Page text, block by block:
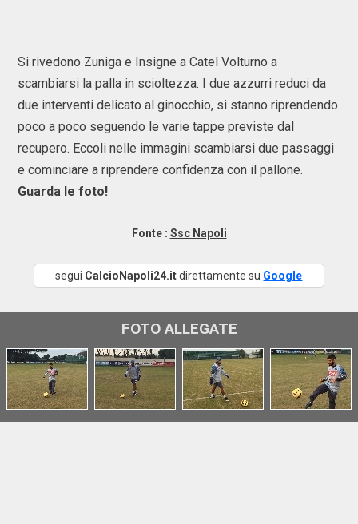
Si rivedono Zuniga e Insigne a Catel Volturno a
scambiarsi la palla in scioltezza. I due azzurri reduci da
due interventi delicato al ginocchio, si stanno riprendendo
poco a poco seguendo le varie tappe previste dal
recupero. Eccoli nelle immagini scambiarsi due passaggi
e cominciare a riprendere confidenza con il pallone.
Guarda le foto!
Fonte : Ssc Napoli
segui CalcioNapoli24.itdirettamente su Google
FOTO ALLEGATE